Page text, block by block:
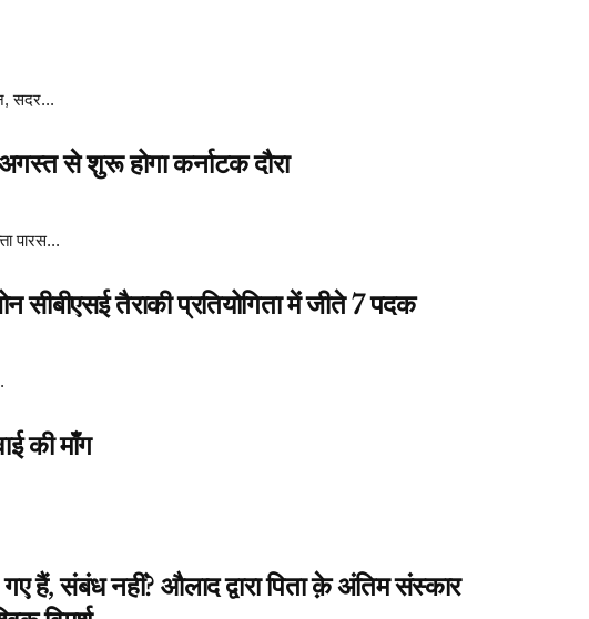
सदर...
से शुरू होगा कर्नाटक दौरा
पारस...
सीबीएसई तैराकी प्रतियोगिता में जीते 7 पदक
की माँग
हैं, संबंध नहीं? औलाद द्वारा पिता क़े अंतिम संस्कार